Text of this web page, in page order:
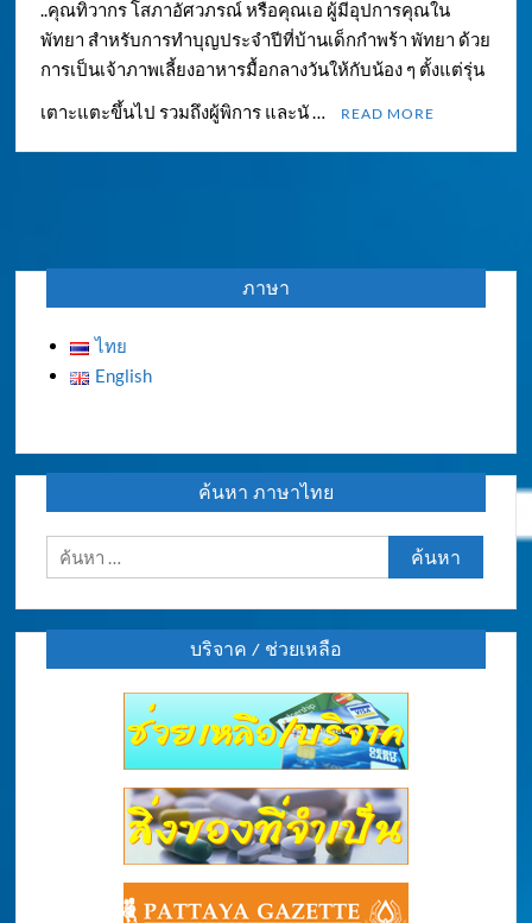
..คุณทิวากร โสภาอัศวภรณ์ หรือคุณเอ ผู้มีอุปการคุณใน
พัทยา สำหรับการทำบุญประจำปีที่บ้านเด็กกำพร้า พัทยา ด้วย
การเป็นเจ้าภาพเลี้ยงอาหารมื้อกลางวันให้กับน้อง ๆ ตั้งแต่รุ่น
เตาะแตะขึ้นไป รวมถึงผู้พิการ และนั …
READ MORE
ภาษา
ไทย
English
ค้นหา ภาษาไทย
ค้นหา
สำหรับ:
บริจาค / ช่วยเหลือ